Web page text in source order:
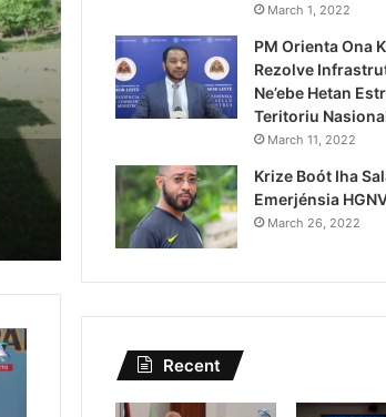
Governu
March 1, 2022
PM Orienta Ona
Rezolve
Ne’ebe Hetan
Teritoriu
March 11, 2022
Krize Boót Iha
Emerjénsia
March 26, 2022
Recent